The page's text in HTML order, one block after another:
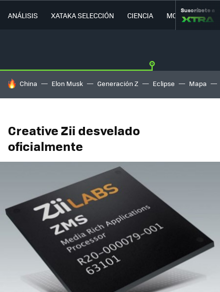
ANÁLISIS XATAKA SELECCIÓN CIENCIA MOVILIDAD
Suscríbete a
HOY SE HABLA DE
China Elon Musk Generación Z Eclipse Mapa
Creative Zii desvelado
oficialmente